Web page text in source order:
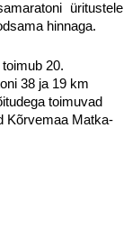
üritustele
hinnaga.
20.
38 ja 19 km
toimuvad
Kõrvemaa Matka-